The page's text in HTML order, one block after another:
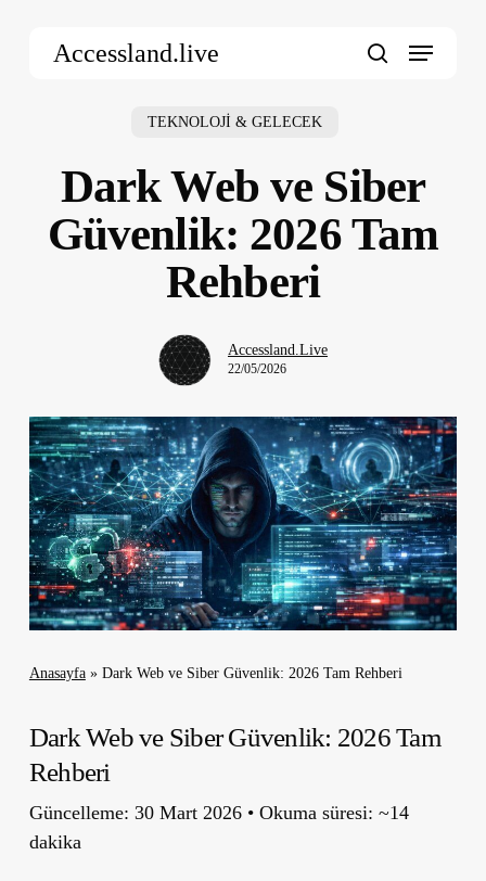
Accessland.live Menu
TEKNOLOJİ & GELECEK
Dark Web ve Siber
Güvenlik: 2026 Tam
Rehberi
Accessland.Live
22/05/2026
Anasayfa» Dark Web ve Siber Güvenlik: 2026 Tam Rehberi
Dark Web ve Siber Güvenlik: 2026 Tam
Rehberi
Güncelleme: 30 Mart 2026 • Okuma süresi: ~14
dakika